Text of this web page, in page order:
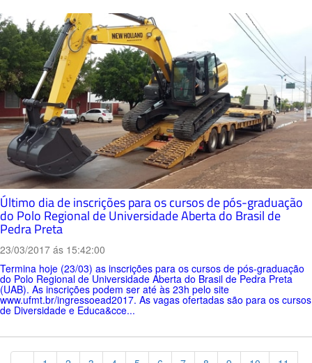
Último dia de inscrições para os cursos de pós-graduação
do Polo Regional de Universidade Aberta do Brasil de
Pedra Preta
23/03/2017 ás 15:42:00
Termina hoje (23/03) as inscrições para os cursos de pós-graduação
do Polo Regional de Universidade Aberta do Brasil de Pedra Preta
(UAB). As inscrições podem ser até às 23h pelo site
www.ufmt.br/ingressoead2017. As vagas ofertadas são para os cursos
de Diversidade e Educa&cce...